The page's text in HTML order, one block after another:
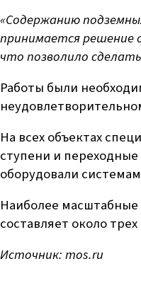
«Содержанию
принимается решение
что позволило
Работы были
На всех объектах
ступени и
оборудовали
Наиболее
составляет около
Источник:mos.ru